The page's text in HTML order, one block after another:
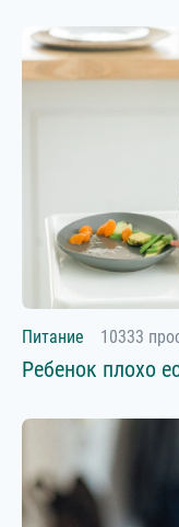
Питание 10333
Ребенок плохо